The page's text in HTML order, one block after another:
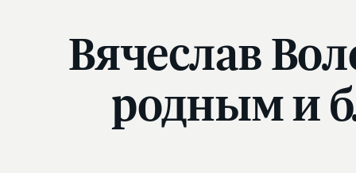
Вячеслав
родным и